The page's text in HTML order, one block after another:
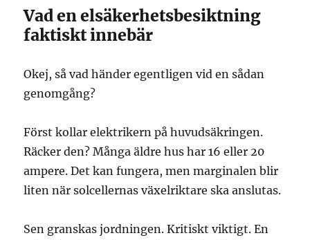
Vad en elsäkerhetsbesiktning
faktiskt innebär
Okej, så vad händer egentligen vid en sådan
genomgång?
Först kollar elektrikern på huvudsäkringen.
Räcker den? Många äldre hus har 16 eller 20
ampere. Det kan fungera, men marginalen blir
liten när solcellernas växelriktare ska anslutas.
Sen granskas jordningen. Kritiskt viktigt. En